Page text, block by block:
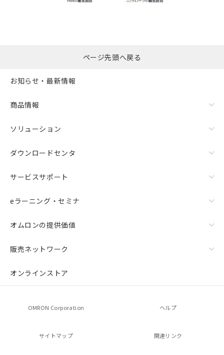
ページ先頭へ戻る
お知らせ・最新情報
商品情報
ソリューション
ダウンロードセンタ
サービスサポート
eラーニング・セミナ
オムロンの提供価値
販売ネットワーク
オンラインストア
OMRON Corporation ヘルプ
サイトマップ 関連リンク